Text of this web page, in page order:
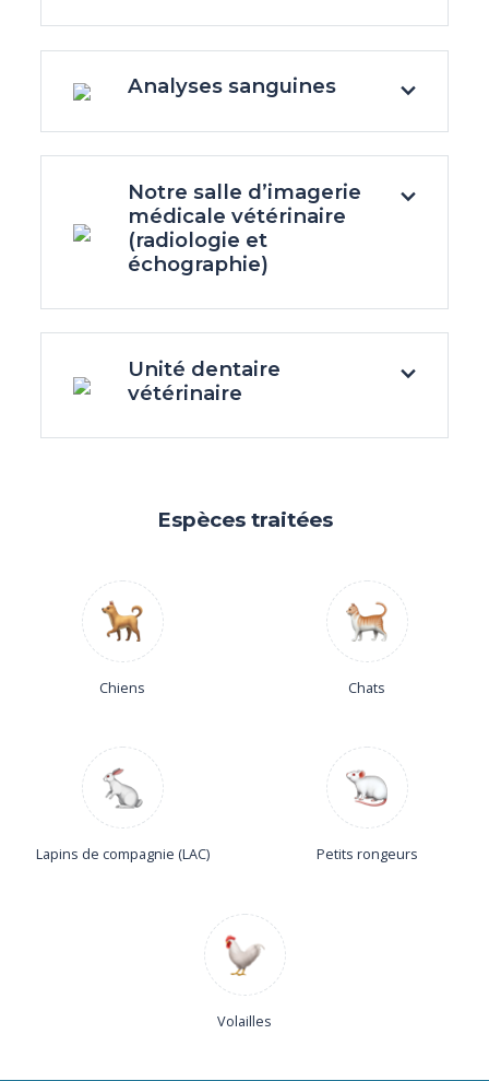
Analyses sanguines
Notre salle d’imagerie
médicale vétérinaire
(radiologie et
échographie)
Unité dentaire
vétérinaire
Espèces traitées
Chiens Chats
Lapins de compagnie (LAC) Petits rongeurs
Volailles